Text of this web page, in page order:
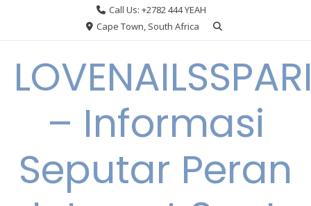
Call Us: +2782 444 YEAH
Cape Town, South Africa
– Informasi
Seputar Peran